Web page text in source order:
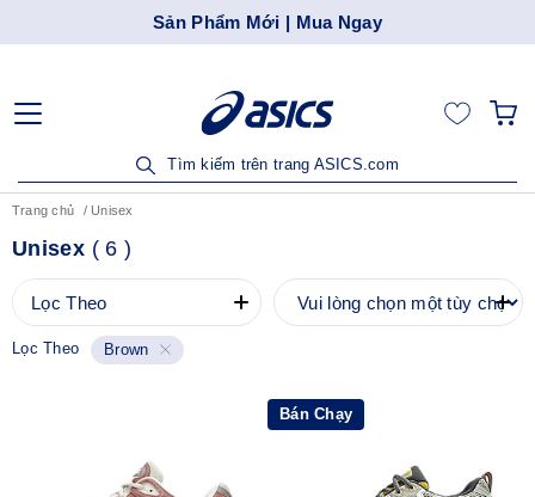
Sản Phẩm Mới | Mua Ngay
Tìm kiếm trên trang ASICS.com
Trang chủ Unisex
Unisex (6 )
Lọc Theo
Lọc Theo Brown
Bán Chạy